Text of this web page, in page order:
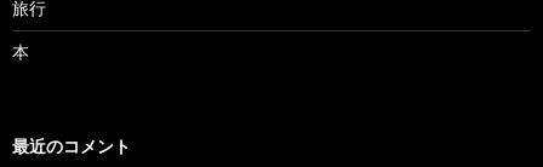
旅行
本
最近のコメント